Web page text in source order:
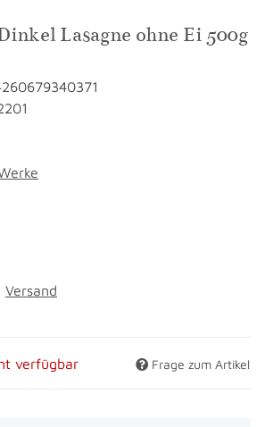
Lasagne ohne Ei 500g
Versand
verfügbar Frage zum Artikel